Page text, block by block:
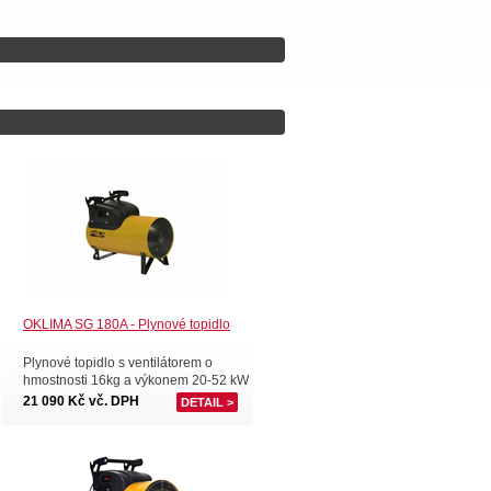
doporučujeme dokoupit sadu pro propojení 2 ks
OKLIMA SG 180A - Plynové topidlo
Plynové topidlo s ventilátorem o
hmostnosti 16kg a výkonem 20-52 kW
21 090 Kč vč. DPH
DETAIL >